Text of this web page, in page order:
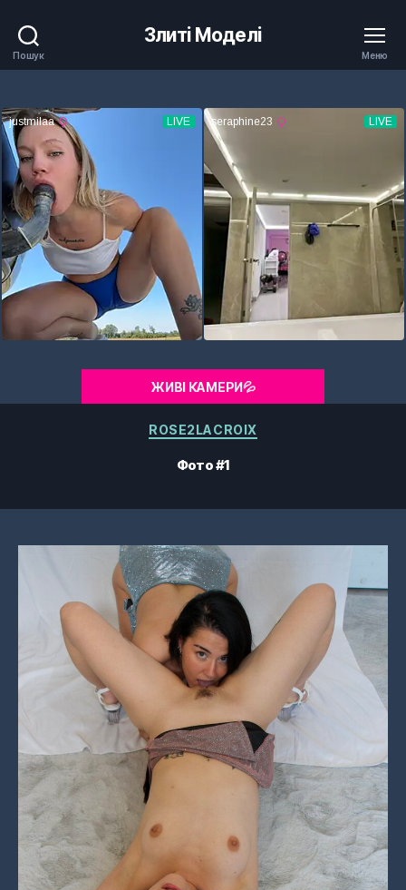
Пошук
Злиті Моделі
Меню
ЖИВІ КАМЕРИ💦
Категорії
ROSE2LACROIX
Фото #1